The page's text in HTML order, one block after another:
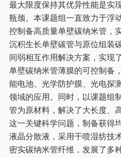
最大限度保持其优异性能是实
瓶颈。本课题组一直致力于浮
控制备高质量单壁碳纳米管，
沉积生长单壁碳管与原位组装
间弱相互作用解决方案，实现
单壁碳纳米管薄膜的可控制备
能电池、光学防护膜、光电探
领域的应用。同时，以课题组
管为原材料，解决了大长度、
这一关键科学问题，制备获得
液晶分散液，采用干喷湿纺技
密实碳纳米管纤维，发展了多